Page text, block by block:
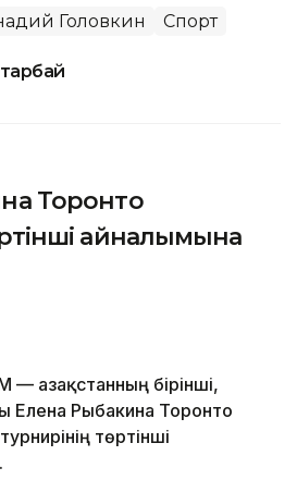
Головкин Спорт
Торонто
айналымына
Қазақстанның бірінші,
Елена Рыбакина Торонто
төртінші